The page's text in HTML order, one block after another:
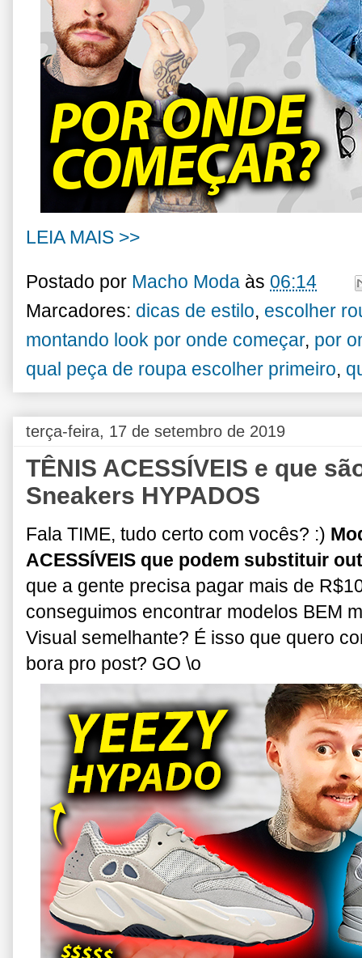
LEIA MAIS >>
Postado por Macho Moda às 06:14
Marcadores: dicas de estilo, escolher
montando look por onde começar, por
qual peça de roupa escolher primeiro,
terça-feira, 17 de setembro de 2019
TÊNIS ACESSÍVEIS e que
Sneakers HYPADOS
Fala TIME, tudo certo com vocês? :)
ACESSÍVEIS que podem substituir
que a gente precisa pagar mais de
conseguimos encontrar modelos BEM
Visual semelhante? É isso que quero
bora pro post? GO \o